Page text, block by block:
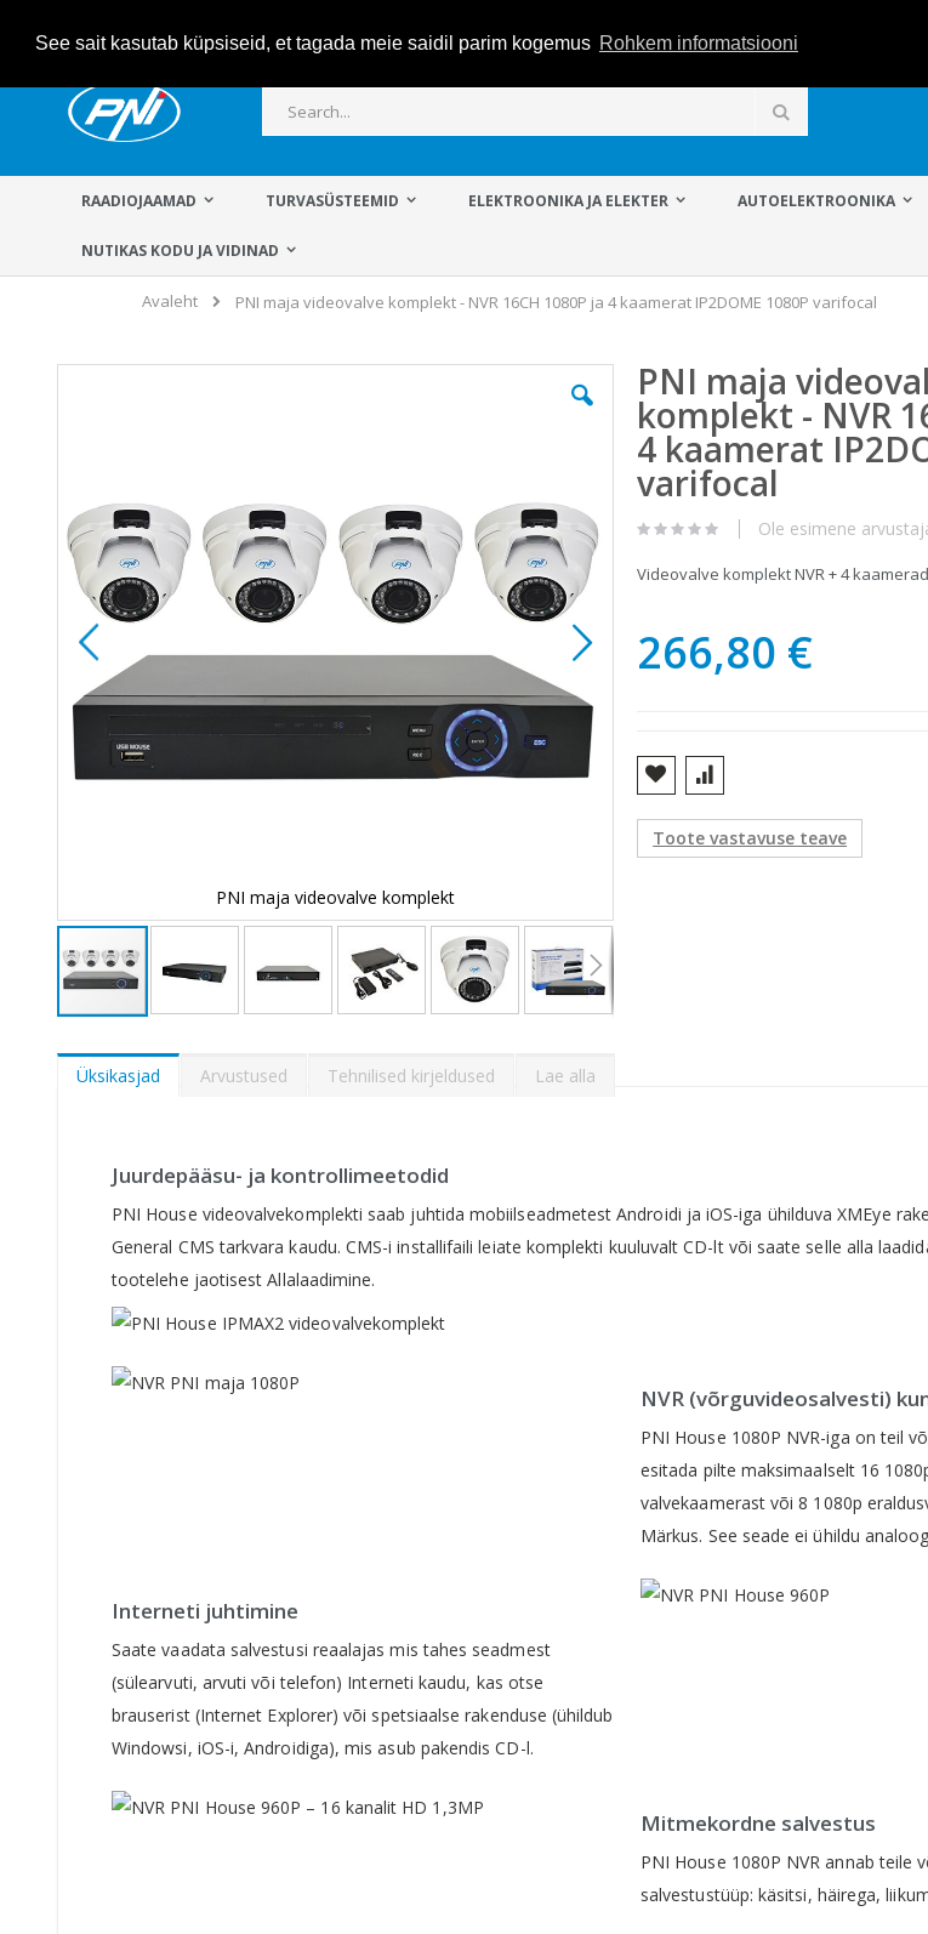
See sait kasutab küpsiseid, et tagada meie saidil parim kogemus Rohkem informatsiooni
to
RAADIOJAAMAD TURVASÜSTEEMID ELEKTROONIKA JA ELEKTER AUTOELEKTROONIKA
NUTIKAS KODU JA VIDINAD
Avaleht PNI maja videovalve komplekt - NVR 16CH 1080P ja 4 kaamerat IP2DOME 1080P varifocal
images
gallery
PNI maja videovalve komplekt
to
the
PNI maja
komplekt - NVR
4 kaamerat
varifocal
Ole esimene
Videovalve komplekt NVR + 4 kaamerad
266,80 €
Toote vastavuse teave
Üksikasjad
Juurdepääsu- ja kontrollimeetodid
PNI House videovalvekomplekti saab juhtida mobiilseadmetest Androidi ja iOS-iga ühilduva XMEye
General CMS tarkvara kaudu. CMS-i installifaili leiate komplekti kuuluvalt CD-lt või saate selle alla
tootelehe jaotisest Allalaadimine.
NVR (võrguvideosalvesti)
PNI House 1080P NVR-iga on teil
esitada pilte maksimaalselt 16
valvekaamerast või 8 1080p
Märkus. See seade ei ühildu
Interneti juhtimine
Saate vaadata salvestusi reaalajas mis tahes seadmest
(sülearvuti, arvuti või telefon) Interneti kaudu, kas otse
brauserist (Internet Explorer) või spetsiaalse rakenduse (ühildub
Windowsi, iOS-i, Androidiga), mis asub pakendis CD-l.
Mitmekordne salvestus
PNI House 1080P NVR annab teile
salvestustüüp: käsitsi, häirega,
Arvustused Tehnilised kirjeldused Lae alla